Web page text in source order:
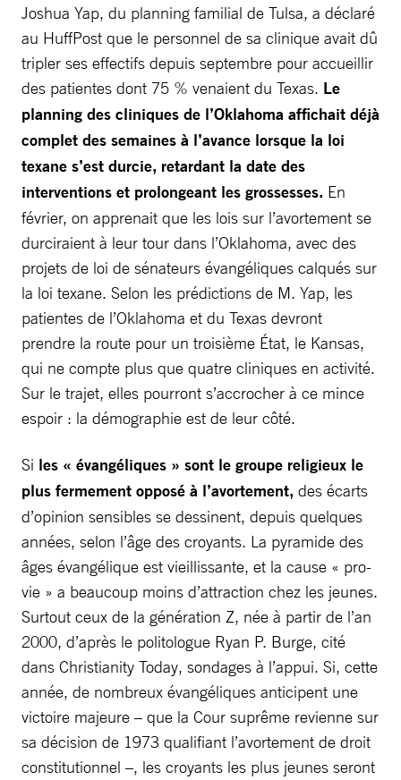
Joshua Yap, du planning familial de Tulsa, a déclaré
au HuffPost que le personnel de sa clinique avait dû
tripler ses effectifs depuis septembre pour accueillir
des patientes dont 75 % venaient du Texas. Le
planning des cliniques de l’Oklahoma affichait déjà
complet des semaines à l’avance lorsque la loi
texane s’est durcie, retardant la date des
interventions et prolongeant les grossesses. En
février, on apprenait que les lois sur l’avortement se
durciraient à leur tour dans l’Oklahoma, avec des
projets de loi de sénateurs évangéliques calqués sur
la loi texane. Selon les prédictions de M. Yap, les
patientes de l’Oklahoma et du Texas devront
prendre la route pour un troisième État, le Kansas,
qui ne compte plus que quatre cliniques en activité.
Sur le trajet, elles pourront s’accrocher à ce mince
espoir : la démographie est de leur côté.
Si les « évangéliques » sont le groupe religieux le
plus fermement opposé à l’avortement, des écarts
d’opinion sensibles se dessinent, depuis quelques
années, selon l’âge des croyants. La pyramide des
âges évangélique est vieillissante, et la cause « pro-
vie » a beaucoup moins d’attraction chez les jeunes.
Surtout ceux de la génération Z, née à partir de l’an
2000, d’après le politologue Ryan P. Burge, cité
dans Christianity Today, sondages à l’appui. Si, cette
année, de nombreux évangéliques anticipent une
victoire majeure – que la Cour suprême revienne sur
sa décision de 1973 qualifiant l’avortement de droit
constitutionnel –, les croyants les plus jeunes seront